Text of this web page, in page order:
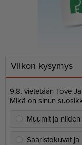
Viikon kysymys
9.8. vietetään Tove
Mikä on sinun
Muumit ja
Saaristokuvat ja